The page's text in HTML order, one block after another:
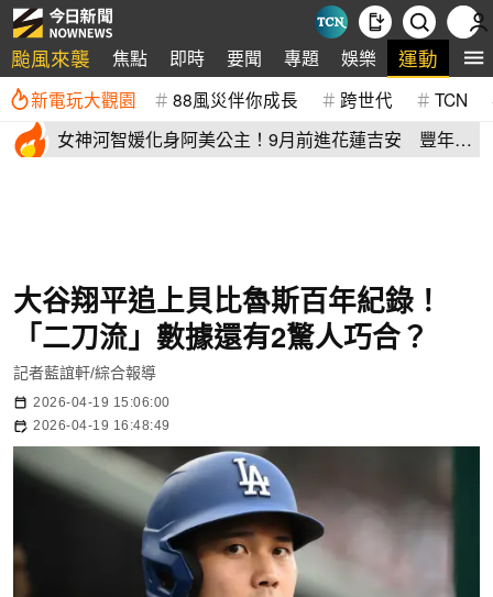
颱風來襲 焦點 即時 要聞 專題 娛樂 運動 全
新電玩大觀園 88風災伴你成長 跨世代 TCN
女神河智媛化身阿美公主！9月前進花蓮吉安 豐年節
大谷翔平追上貝比魯斯百年紀錄！
「二刀流」數據還有2驚人巧合？
記者藍誼軒/綜合報導
2026-04-19 15:06:00
2026-04-19 16:48:49